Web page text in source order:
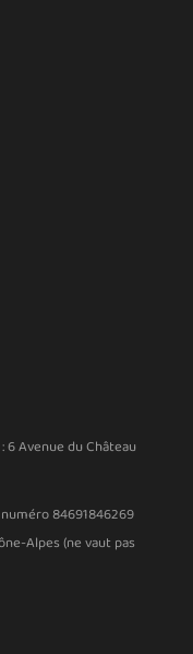
6 Avenue du Château
84691846269
Alpes (ne vaut pas